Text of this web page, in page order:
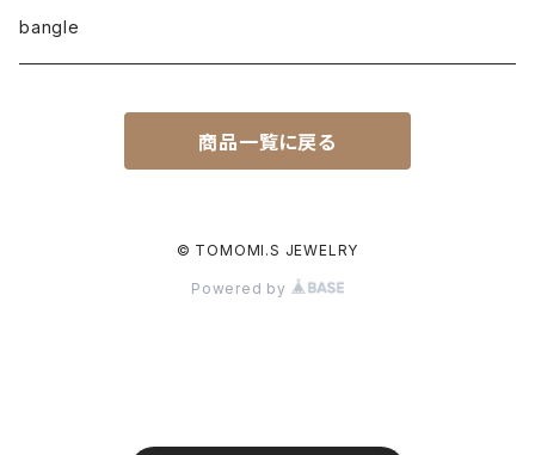
earcuff
pearl
bangle
商品一覧に戻る
© TOMOMI.S JEWELRY
Powered by